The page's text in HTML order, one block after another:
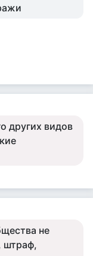
других видов
не
штраф,